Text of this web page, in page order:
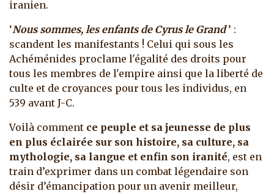
iranien.
‘Nous sommes, les enfants de Cyrus le Grand’ :
scandent les manifestants ! Celui qui sous les
Achéménides proclame l'égalité des droits pour
tous les membres de l'empire ainsi que la liberté de
culte et de croyances pour tous les individus, en
539 avant J-C.
Voilà comment ce peuple et sa jeunesse de plus
en plus éclairée sur son histoire, sa culture, sa
mythologie, sa langue et enfin son iranité, est en
train d’exprimer dans un combat légendaire son
désir d’émancipation pour un avenir meilleur,